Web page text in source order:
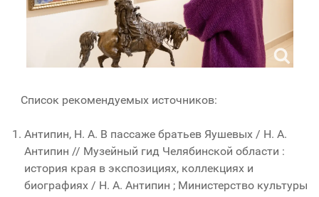
Список рекомендуемых источников:
Антипин, Н. А. В пассаже братьев Яушевых / Н. А.
Антипин // Музейный гид Челябинской области :
история края в экспозициях, коллекциях и
биографиях / Н. А. Антипин ; Министерство культуры